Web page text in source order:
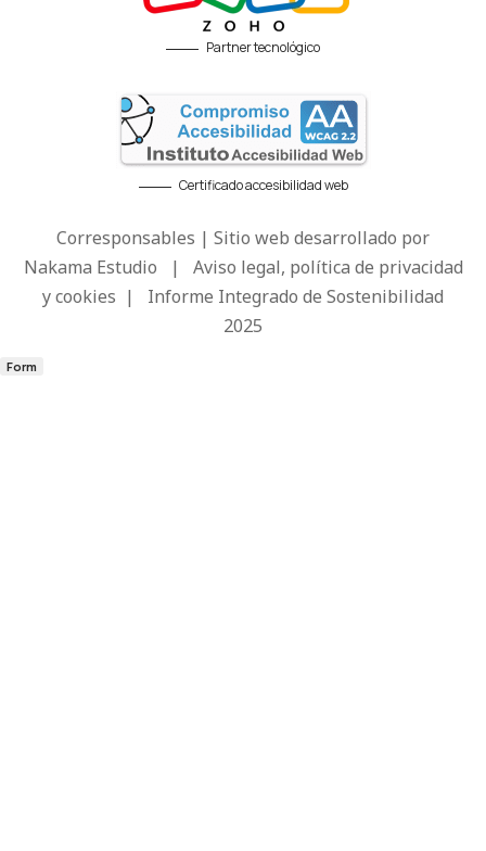
Partner tecnológico
Certificado accesibilidad web
Corresponsables | Sitio web desarrollado por
Nakama Estudio | Aviso legal, política de privacidad
y cookies | Informe Integrado de Sostenibilidad
2025
Form